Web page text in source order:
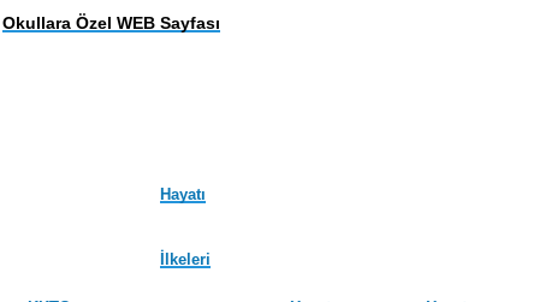
Okullara Özel WEB Sayfası
Hayatı
İlkeleri